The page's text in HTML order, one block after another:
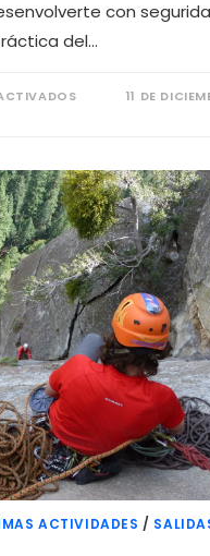
con
del…
11 DE
ACTIVIDADES /